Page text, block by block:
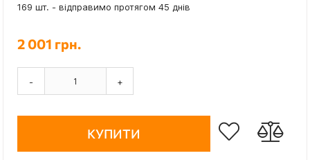
169 шт. - відправимо протягом 45 днів
2 001 грн.
- +
КУПИТИ